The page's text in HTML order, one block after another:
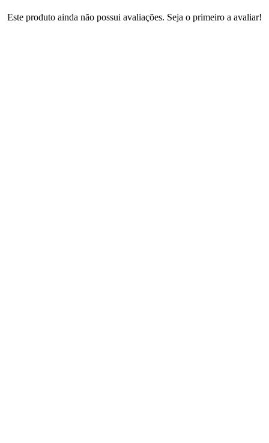
Este produto ainda não possui avaliações. Seja o primeiro a avaliar!